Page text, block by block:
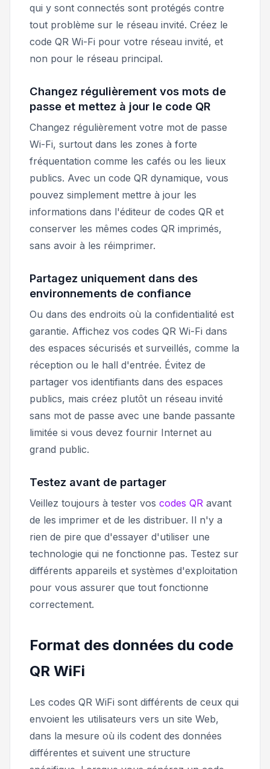
qui y sont connectés sont protégés contre
tout problème sur le réseau invité. Créez le
code QR Wi-Fi pour votre réseau invité, et
non pour le réseau principal.
Changez régulièrement vos mots de
passe et mettez à jour le code QR
Changez régulièrement votre mot de passe
Wi-Fi, surtout dans les zones à forte
fréquentation comme les cafés ou les lieux
publics. Avec un code QR dynamique, vous
pouvez simplement mettre à jour les
informations dans l'éditeur de codes QR et
conserver les mêmes codes QR imprimés,
sans avoir à les réimprimer.
Partagez uniquement dans des
environnements de confiance
Ou dans des endroits où la confidentialité est
garantie. Affichez vos codes QR Wi-Fi dans
des espaces sécurisés et surveillés, comme la
réception ou le hall d'entrée. Évitez de
partager vos identifiants dans des espaces
publics, mais créez plutôt un réseau invité
sans mot de passe avec une bande passante
limitée si vous devez fournir Internet au
grand public.
Testez avant de partager
Veillez toujours à tester vos codes QR avant
de les imprimer et de les distribuer. Il n'y a
rien de pire que d'essayer d'utiliser une
technologie qui ne fonctionne pas. Testez sur
différents appareils et systèmes d'exploitation
pour vous assurer que tout fonctionne
correctement.
Format des données du code
QR WiFi
Les codes QR WiFi sont différents de ceux qui
envoient les utilisateurs vers un site Web,
dans la mesure où ils codent des données
différentes et suivent une structure